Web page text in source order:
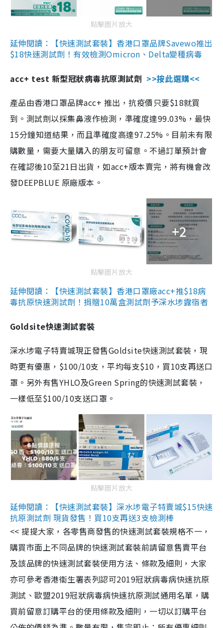
點擊圖片放大
延伸閱讀：【快速測試套裝】香港口罩品牌Savewo推出
$18快速測試劑！有效檢測Omicron、Delta變種病毒
acc+ test 新型冠狀病毒抗原測試劑 >>按此選購<<
產品由香港口罩品牌acc+ 推出，抗疫價只要$18就買
到。測試劑以採集鼻液作檢測，準確度達99.03%，最快
15分鐘知道結果，而且準確度高達97.25%。目前未有限
購數量，需要大量購入的朋友可留意。不過訂單預計會
在確認後10至21日出貨，如acc+版本賣完，將有機會改
發DEEPBLUE 原廠版本。
+2
點擊圖片放大
延伸閱讀：【快速測試套裝】香港口罩廠acc+推$18病
毒抗原快速測試劑！捐贈10萬盒測試劑予深水埗露宿者
Goldsite快速測試套裝
深水埗電子特賣城現正發售Goldsite快速測試套裝，現
時更有優惠，$100/10支，平均每支$10，買10支再送口
罩。另外有售YHLO及Green Spring的快速測試套裝，
一樣低至$100/10支送口罩。
點擊圖片放大
延伸閱讀：【快速測試套裝】深水埗電子特賣城$15快速
抗原測試劑 現貨發售！買10支再送3支檢測棒
<< 提提大家，各零售商發售的快速測試套裝規格不一，
購買市面上不同品牌的快速測試套裝前請留意售賣平台
及該品牌的快速測試套裝使用方法、條款及細則，大家
亦可參考香港衞生署表列認可2019冠狀病毒病快速抗原
測試、歐盟2019冠狀病毒病快速抗原測試通用名單，購
買前留意訂購平台的使用條款及細則，一切以訂購平台